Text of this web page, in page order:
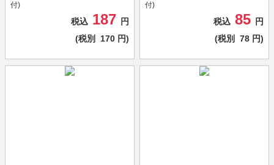
付)
税込187
円
(税別
170 円)
付)
税込85
円
(税別
78 円)